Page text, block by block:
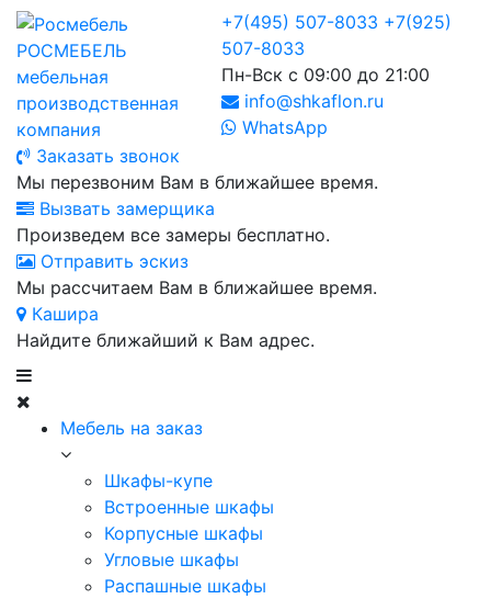
РОСМЕБЕЛЬ
мебельная
производственная
компания
+7(495) 507-8033 +7(925)
507-8033
Пн-Вск с 09:00 до 21:00
info@shkaflon.ru
WhatsApp
Заказать звонок
Мы перезвоним Вам в ближайшее время.
Вызвать замерщика
Произведем все замеры бесплатно.
Отправить эскиз
Мы рассчитаем Вам в ближайшее время.
Кашира
Найдите ближайший к Вам адрес.
Мебель на заказ
Шкафы-купе
Встроенные шкафы
Корпусные шкафы
Угловые шкафы
Распашные шкафы